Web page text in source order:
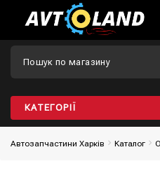
КАТЕГОРІЇ
Автозапчастини Харків Каталог